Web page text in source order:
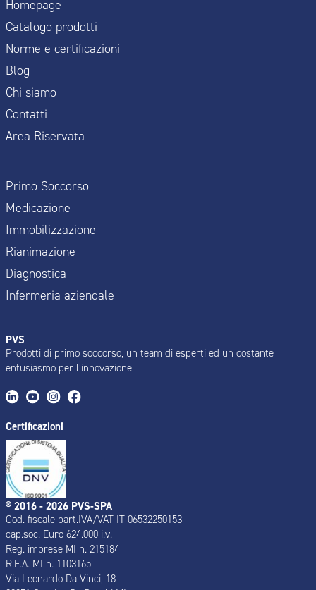
Homepage
Catalogo prodotti
Norme e certificazioni
Blog
Chi siamo
Contatti
Area Riservata
Primo Soccorso
Medicazione
Immobilizzazione
Rianimazione
Diagnostica
Infermeria aziendale
PVS
Prodotti di primo soccorso, un team di esperti ed un costante
entusiasmo per l’innovazione
Certificazioni
® 2016 - 2026 PVS-SPA
Cod. fiscale part.IVA/VAT IT 06532250153
cap.soc. Euro 624.000 i.v.
Reg. imprese MI n. 215184
R.E.A. MI n. 1103165
Via Leonardo Da Vinci, 18